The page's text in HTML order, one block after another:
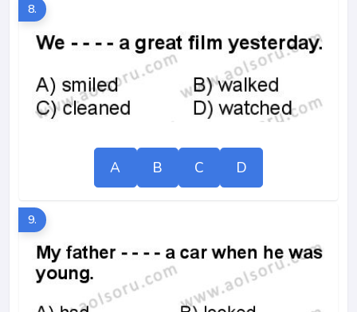
8.
A B C D
9.